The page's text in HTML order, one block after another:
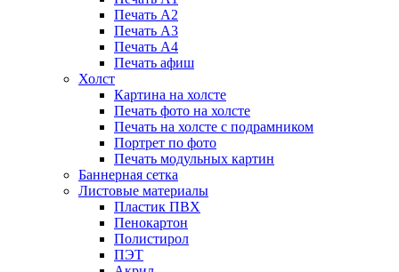
Печать А2
Печать А3
Печать А4
Печать афиш
Холст
Картина на холсте
Печать фото на холсте
Печать на холсте с подрамником
Портрет по фото
Печать модульных картин
Баннерная сетка
Листовые материалы
Пластик ПВХ
Пенокартон
Полистирол
ПЭТ